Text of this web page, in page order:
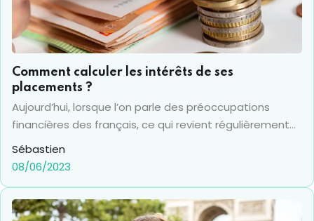
Comment calculer les intérêts de ses
placements ?
Aujourd’hui, lorsque l’on parle des préoccupations
financières des français, ce qui revient régulièrement
en tête de liste ce sont les placements. En effet, le
placement représente non seulement une épargne
des intérêts pouvant devenir particulièrement
Sébastien
08/06/2023